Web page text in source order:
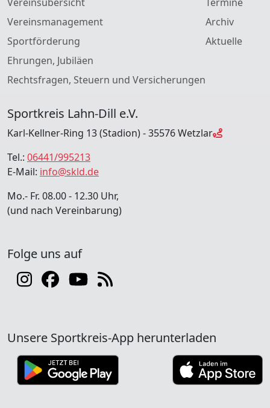
Vereinsmanagement
Sportförderung
Ehrungen, Jubiläen
Rechtsfragen, Steuern und Versicherungen
Archiv
Aktuelle
Sportkreis Lahn-Dill e.V.
Karl-Kellner-Ring 13 (Stadion) - 35576 Wetzlar
Tel.: 06441/995213
E-Mail: info@skld.de
Mo.- Fr. 08.00 - 12.30 Uhr,
(und nach Vereinbarung)
Folge uns auf
Unsere Sportkreis-App herunterladen